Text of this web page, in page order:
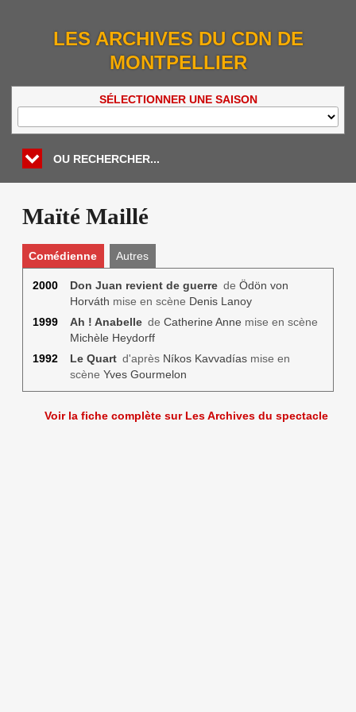
LES ARCHIVES DU CDN DE
MONTPELLIER
SÉLECTIONNER UNE SAISON
OU RECHERCHER...
Maïté Maillé
Comédienne Autres
2000 Don Juan revient de guerrede Ödön von
Horváth mise en scène Denis Lanoy
1999
Ah ! Anabellede Catherine Anne mise en scène
Michèle Heydorff
1992
Le Quartd'après Níkos Kavvadíasmise en
scène Yves Gourmelon
Voir la fiche complète sur Les Archives du spectacle